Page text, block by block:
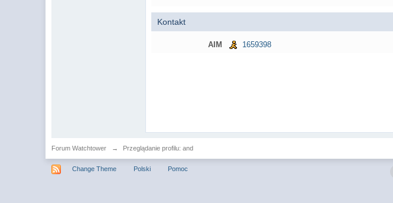
Kontakt
AIM 1659398
Forum Watchtower → Przeglądanie profilu: and
Change Theme Polski Pomoc